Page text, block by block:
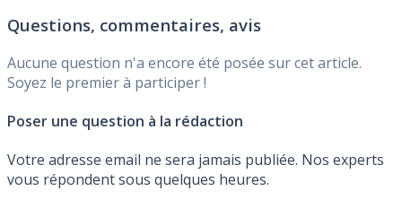
Questions, commentaires, avis
Aucune question n'a encore été posée sur cet article.
Soyez le premier à participer !
Poser une question à la rédaction
Votre adresse email ne sera jamais publiée. Nos experts
vous répondent sous quelques heures.